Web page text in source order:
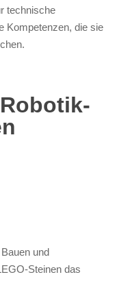
technische
Kompetenzen, die sie
und
Steinen das